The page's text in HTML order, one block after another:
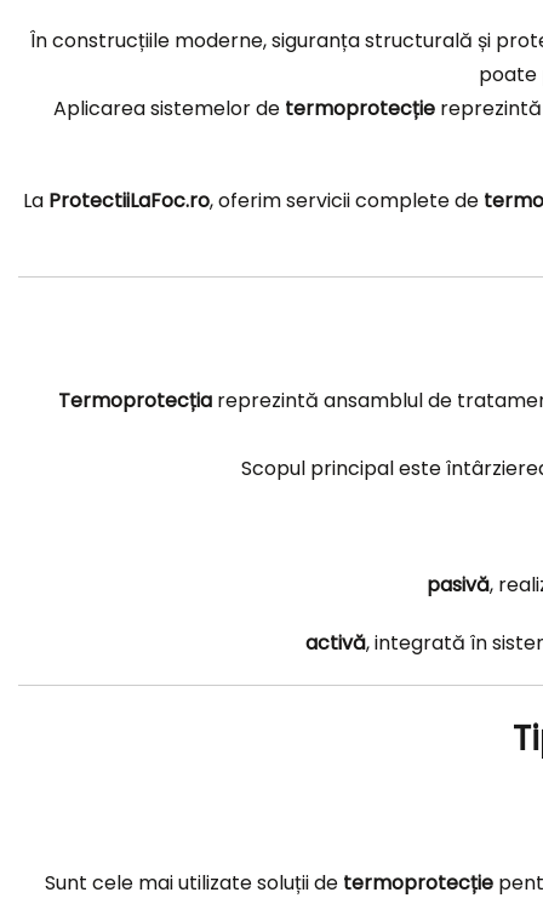
În construcțiile moderne, siguranța structurală și
poate
Aplicarea sistemelor de termoprotecție
La ProtectiiLaFoc.ro, oferim servicii complete de
Termoprotecțiareprezintă ansamblul de
Scopul principal este
pasivă,
activă, integrată în
Sunt cele mai utilizate soluții de termoprotecție